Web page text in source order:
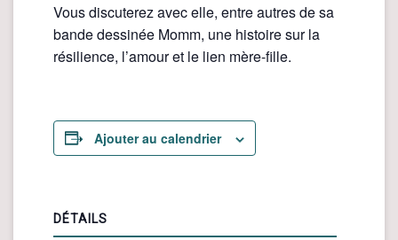
Vous discuterez avec elle, entre autres de sa
bande dessinée Momm, une histoire sur la
résilience, l’amour et le lien mère-fille.
Ajouter au calendrier
DÉTAILS